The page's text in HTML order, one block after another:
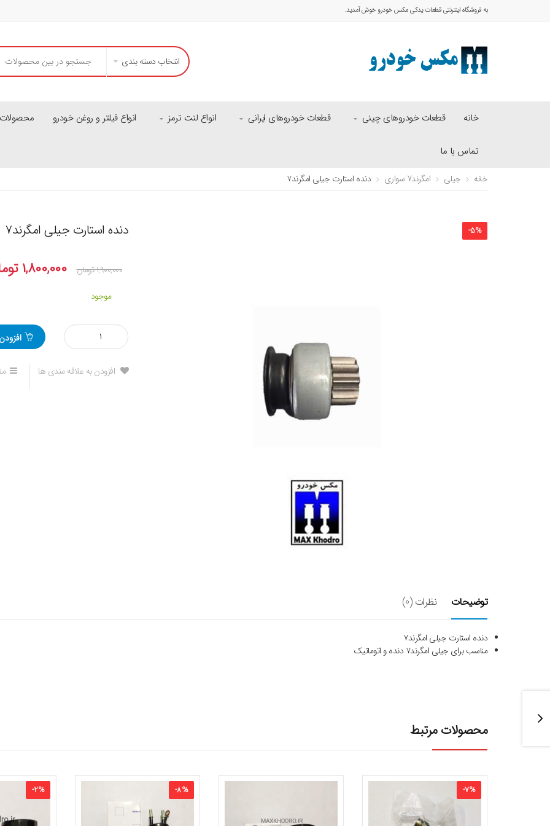
به فروشگاه اینترنتی قطعات یدکی مکس خودرو خوش آمدید.
انتخاب دسته بندی
خانه قطعات خودروهای چینی قطعات خودروهای ایرانی انواع لنت ترمز انواع فیلتر و روغن خودرو محصولات
تماس با ما
خانه جیلی امگرند7 سواری دنده استارت جیلی امگرند۷
-5% دنده استارت جیلی امگرند۷
۱,۹۰۰,۰۰۰تومان ۱,۸۰۰,۰۰۰
موجود
مقدار
دنده
جیلیافزودن به علاقه مندی ها
توضیحات نظرات (0)
دنده استارت جیلی امگرند۷
مناسب برای جیلی امگرند۷ دنده و اتوماتیک
محصولات مرتبط
-7%
-8%
-2%